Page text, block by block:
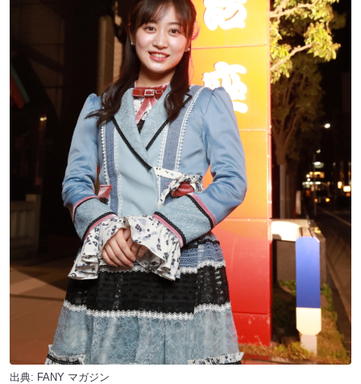
出典: FANY マガジン